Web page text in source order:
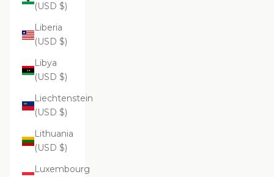
(USD $)
Liberia
(USD $)
Libya
(USD $)
Liechtenstein
(USD $)
Lithuania
(USD $)
Luxembourg